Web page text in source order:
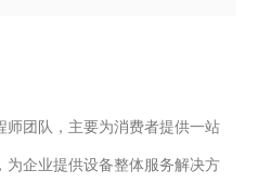
师团队，主要为消费者提供一站
为企业提供设备整体服务解决方